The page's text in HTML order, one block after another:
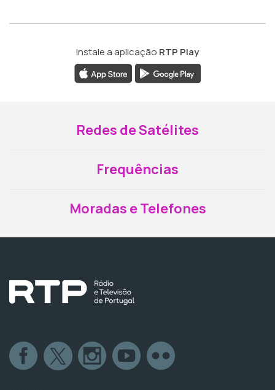
Instale a aplicação RTP Play
Redes de Satélites
Frequências
Moradas e Telefones